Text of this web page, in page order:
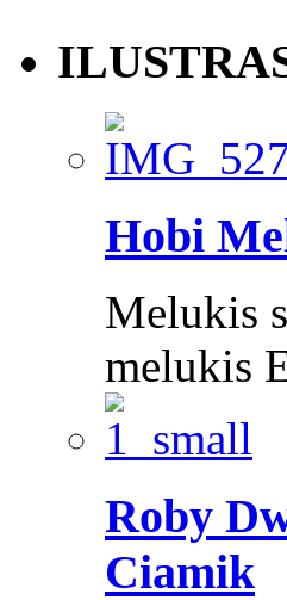
Hobi
Melukis
melukis
Roby
Ciamik